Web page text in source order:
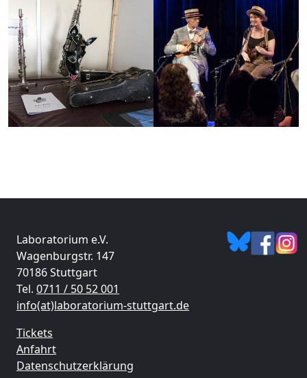
Laboratorium e.V.
Wagenburgstr. 147
70186 Stuttgart
Tel. 0711 / 50 52 001
info(at)laboratorium-stuttgart.de
Tickets
Anfahrt
Datenschutzerklärung